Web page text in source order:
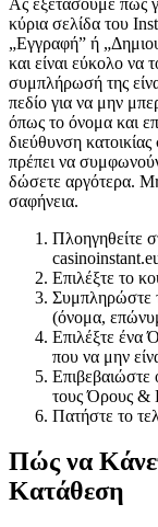
κύρια σελίδα του
„Εγγραφή” ή
και είναι εύκολο να
συμπλήρωσή της
πεδίο για να μην
όπως το όνομα και
διεύθυνση
πρέπει να
δώσετε αργότερα.
σαφήνεια.
Πλοηγηθείτε
Επιλέξτε το
Συμπληρώστε
(όνομα,
Επιλέξτε ένα
που να μην
Επιβεβαιώστε
τους Όρους &
Πατήστε το
Πώς να
Κατάθεση